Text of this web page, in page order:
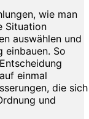
wie man
Situation
auswählen und
einbauen. So
einmal
die sich
und